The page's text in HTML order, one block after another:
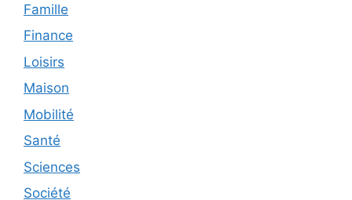
Famille
Finance
Loisirs
Maison
Mobilité
Santé
Sciences
Société